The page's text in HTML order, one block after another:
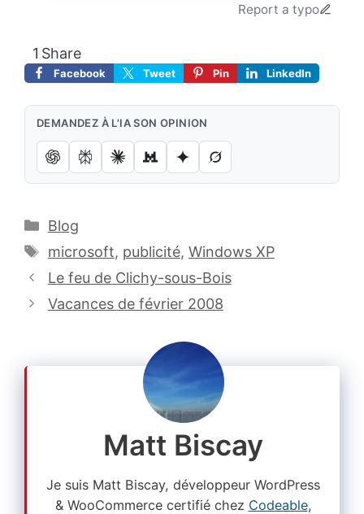
Report a typo
Share
1
Facebook Tweet Pin LinkedIn
DEMANDEZ À L'IA SON OPINION
Catégories
Blog
Étiquettes
microsoft, publicité, Windows XP
Le feu de Clichy-sous-Bois
Vacances de février 2008
Matt Biscay
Je suis Matt Biscay, développeur WordPress
& WooCommerce certifié chez Codeable,